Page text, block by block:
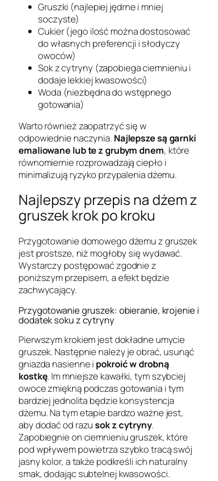
Gruszki (najlepiej jędrne i mniej
soczyste)
Cukier (jego ilość można dostosować
do własnych preferencji i słodyczy
owoców)
Sok z cytryny (zapobiega ciemnieniu i
dodaje lekkiej kwasowości)
Woda (niezbędna do wstępnego
gotowania)
Warto również zaopatrzyć się w
odpowiednie naczynia. Najlepsze są garnki
emaliowane lub te z grubym dnem, które
równomiernie rozprowadzają ciepło i
minimalizują ryzyko przypalenia dżemu.
Najlepszy przepis na dżem z
gruszek krok po kroku
Przygotowanie domowego dżemu z gruszek
jest prostsze, niż mogłoby się wydawać.
Wystarczy postępować zgodnie z
poniższym przepisem, a efekt będzie
zachwycający.
Przygotowanie gruszek: obieranie, krojenie i
dodatek soku z cytryny
Pierwszym krokiem jest dokładne umycie
gruszek. Następnie należy je obrać, usunąć
gniazda nasienne i pokroić w drobną
kostkę. Im mniejsze kawałki, tym szybciej
owoce zmiękną podczas gotowania i tym
bardziej jednolita będzie konsystencja
dżemu. Na tym etapie bardzo ważne jest,
aby dodać od razusok z cytryny.
Zapobiegnie on ciemnieniu gruszek, które
pod wpływem powietrza szybko tracą swój
jasny kolor, a także podkreśli ich naturalny
smak, dodając subtelnej kwasowości.